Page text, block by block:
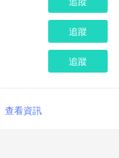
追蹤
追蹤
查看資訊